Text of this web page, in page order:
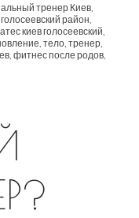
тренер Киев,
район,
киев голосеевский,
, тело, тренер,
, фитнес после родов,